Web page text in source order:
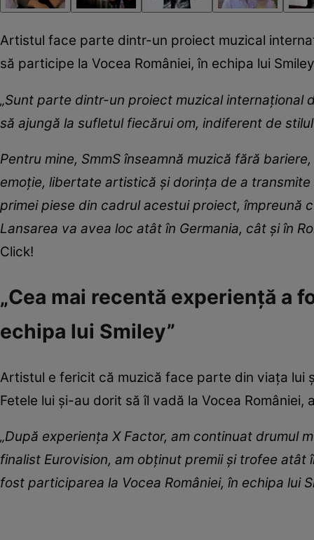
Artistul face parte dintr-un proiect muzical
să participe la Vocea României, în echipa lui
„Sunt parte dintr-un proiect muzical internațional
să ajungă la sufletul fiecărui om, indiferent de
Pentru mine, SmmS înseamnă muzică fără
emoție, libertate artistică și dorința de a transmite
primei piese din cadrul acestui proiect, împreună
Lansarea va avea loc atât în Germania, cât și în
Click!
„Cea mai recentă experiență a
echipa lui Smiley”
Artistul e fericit că muzică face parte din viața lui
Fetele lui și-au dorit să îl vadă la Vocea
„După experiența X Factor, am continuat drumul
finalist Eurovision, am obținut premii și trofee
fost participarea la Vocea României, în echipa lui